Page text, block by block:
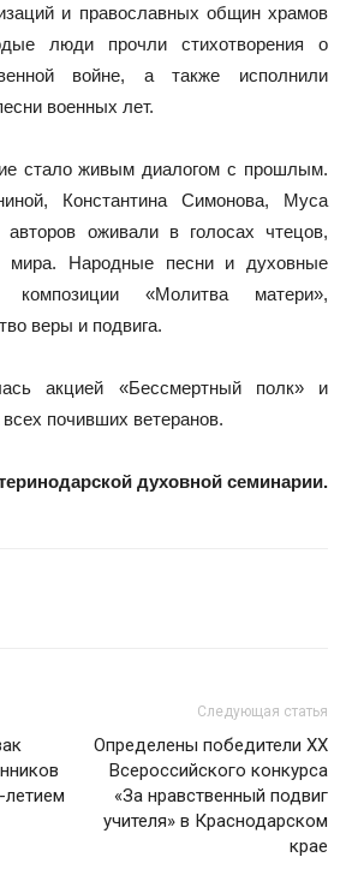
и православных общин храмов
люди прочли стихотворения о
войне, а также исполнили
военных лет.
стало живым диалогом с прошлым.
Константина Симонова, Муса
оживали в голосах чтецов,
мира. Народные песни и духовные
«Молитва матери»,
веры и подвига.
акцией «Бессмертный полк» и
почивших ветеранов.
духовной семинарии.
летием
Следующая статья
Определены победители XX
Всероссийского конкурса
«За нравственный подвиг
учителя» в Краснодарском
крае